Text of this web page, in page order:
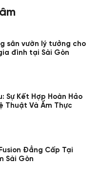
sân vườn lý tưởng cho
đình tại Sài Gòn
Sự Kết Hợp Hoàn Hảo
Thuật Và Ẩm Thực
Đẳng Cấp Tại
Sài Gòn